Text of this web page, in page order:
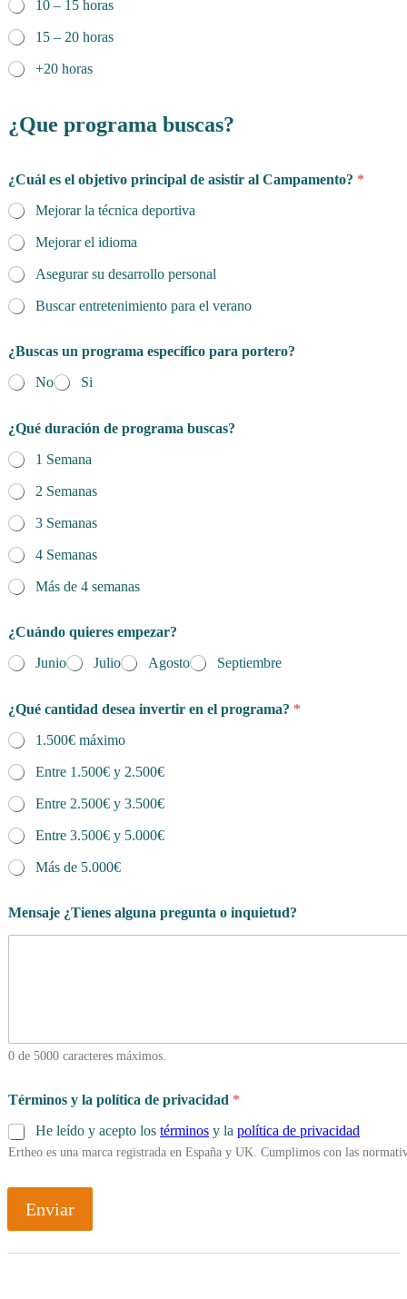
10 – 15 horas
15 – 20 horas
+20 horas
¿Que programa buscas?
¿Cuál es el objetivo principal de asistir al Campamento? *
Mejorar la técnica deportiva
Mejorar el idioma
Asegurar su desarrollo personal
Buscar entretenimiento para el verano
¿Buscas un programa específico para portero?
No
Si
¿Qué duración de programa buscas?
1 Semana
2 Semanas
3 Semanas
4 Semanas
Más de 4 semanas
¿Cuándo quieres empezar?
Junio
Julio Agosto Septiembre
¿Qué cantidad desea invertir en el programa? *
1.500€ máximo
Entre 1.500€ y 2.500€
Entre 2.500€ y 3.500€
Entre 3.500€ y 5.000€
Más de 5.000€
Mensaje ¿Tienes alguna pregunta o inquietud?
0 de 5000 caracteres máximos.
Términos y la política de privacidad *
He leído y acepto los términos y la política de privacidad
Ertheo es una marca registrada en España y UK. Cumplimos con las
Enviar